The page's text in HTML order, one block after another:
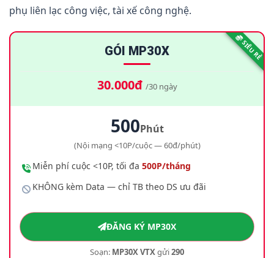
phụ liên lạc công việc, tài xế công nghệ.
SIÊU RẺ
GÓI MP30X
30.000đ /30 ngày
500Phút
(Nội mạng <10P/cuộc — 60đ/phút)
Miễn phí cuộc <10P, tối đa 500P/tháng
KHÔNG kèm Data — chỉ TB theo DS ưu đãi
ĐĂNG KÝ MP30X
Soạn: MP30X VTXgửi290